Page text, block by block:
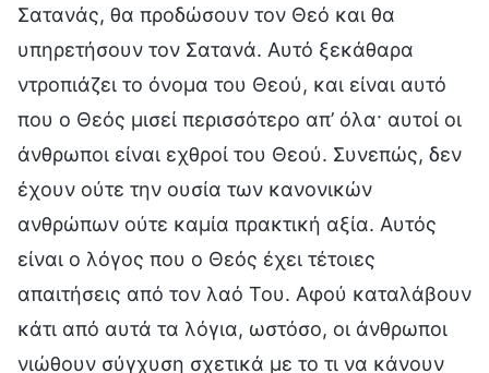
Σατανάς, θα προδώσουν τον Θεό και θα
υπηρετήσουν τον Σατανά. Αυτό ξεκάθαρα
ντροπιάζει το όνομα του Θεού, και είναι αυτό
που ο Θεός μισεί περισσότερο απ’ όλα· αυτοί οι
άνθρωποι είναι εχθροί του Θεού. Συνεπώς, δεν
έχουν ούτε την ουσία των κανονικών
ανθρώπων ούτε καμία πρακτική αξία. Αυτός
είναι ο λόγος που ο Θεός έχει τέτοιες
απαιτήσεις από τον λαό Του. Αφού καταλάβουν
κάτι από αυτά τα λόγια, ωστόσο, οι άνθρωποι
νιώθουν σύγχυση σχετικά με το τι να κάνουν